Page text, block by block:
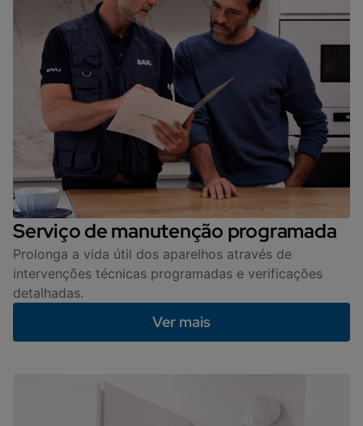
Serviço de manutenção programada
Prolonga a vida útil dos aparelhos através de
intervenções técnicas programadas e verificações
detalhadas.
Ver mais